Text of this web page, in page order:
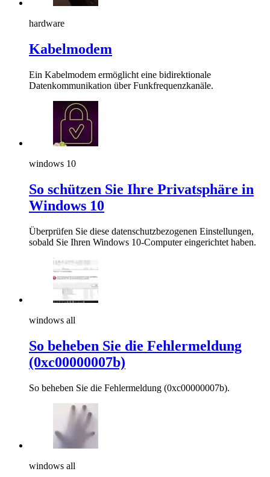
hardware
Kabelmodem
Ein Kabelmodem ermöglicht eine bidirektionale
Datenkommunikation über Funkfrequenzkanäle.
windows 10
So schützen Sie Ihre Privatsphäre in
Windows 10
Überprüfen Sie diese datenschutzbezogenen Einstellungen,
sobald Sie Ihren Windows 10-Computer eingerichtet haben.
windows all
So beheben Sie die Fehlermeldung
(0xc00000007b)
So beheben Sie die Fehlermeldung (0xc00000007b).
windows all